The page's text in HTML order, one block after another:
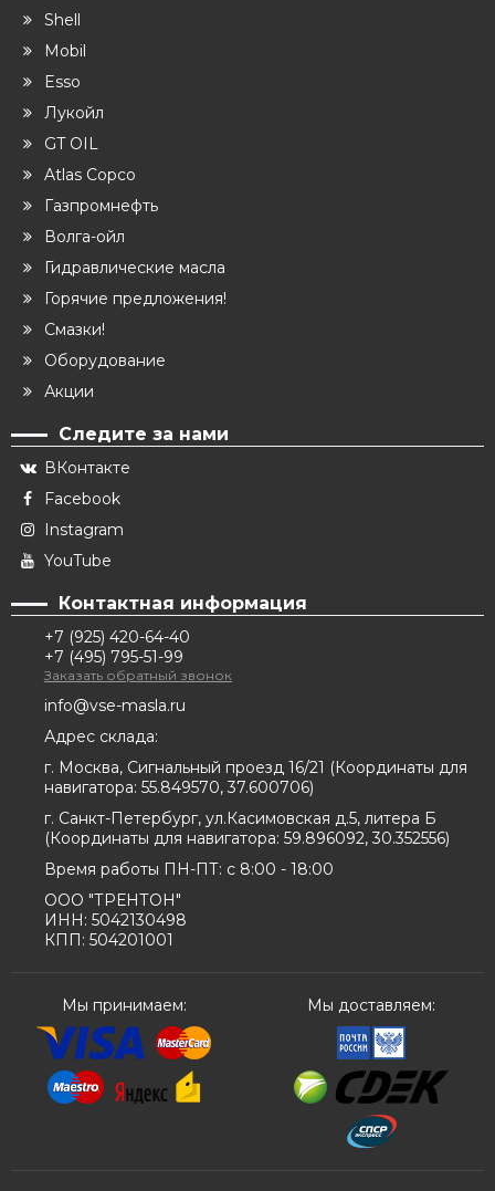
Shell
Mobil
Esso
Лукойл
GT OIL
Atlas Copco
Газпромнефть
Волга-ойл
Гидравлические масла
Горячие предложения!
Смазки!
Оборудование
Акции
Следите за нами
ВКонтакте
Facebook
Instagram
YouTube
Контактная информация
+7 (925) 420-64-40
+7 (495) 795-51-99
Заказать обратный звонок
info@vse-masla.ru
Адрес склада:
г. Москва, Сигнальный проезд 16/21 (Координаты для
навигатора: 55.849570, 37.600706)
г. Санкт-Петербург, ул.Касимовская д.5, литера Б
(Координаты для навигатора: 59.896092, 30.352556)
Время работы ПН-ПТ: с 8:00 - 18:00
ООО "ТРЕНТОН"
ИНН: 5042130498
КПП: 504201001
Мы принимаем: Мы доставляем: